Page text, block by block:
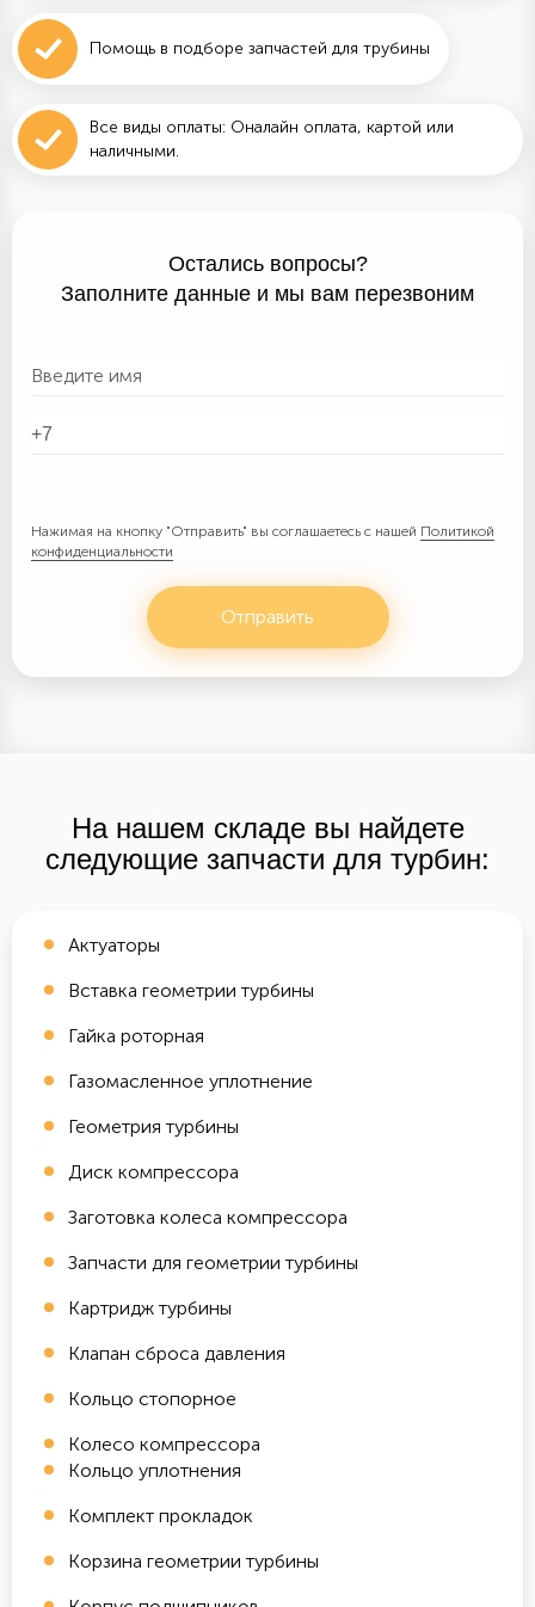
Помощь в подборе запчастей для трубины
Все виды оплаты: Оналайн оплата, картой или
наличными.
Остались вопросы?
Заполните данные и мы вам перезвоним
Нажимая на кнопку "Отправить" вы соглашаетесь с нашей Политикой
конфиденциальности
Отправить
На нашем складе вы найдете
следующие запчасти для турбин:
Актуаторы
Вставка геометрии турбины
Гайка роторная
Газомасленное уплотнение
Геометрия турбины
Диск компрессора
Заготовка колеса компрессора
Запчасти для геометрии турбины
Картридж турбины
Клапан сброса давления
Кольцо стопорное
Колесо компрессора
Кольцо уплотнения
Комплект прокладок
Корзина геометрии турбины